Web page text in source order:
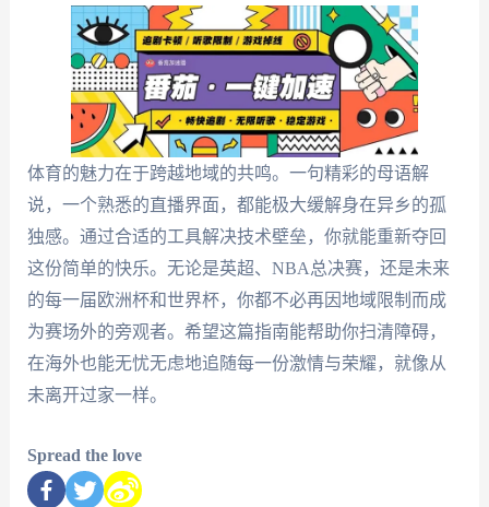
体育的魅力在于跨越地域的共鸣。一句精彩的母语解
说，一个熟悉的直播界面，都能极大缓解身在异乡的孤
独感。通过合适的工具解决技术壁垒，你就能重新夺回
这份简单的快乐。无论是英超、NBA总决赛，还是未来
的每一届欧洲杯和世界杯，你都不必再因地域限制而成
为赛场外的旁观者。希望这篇指南能帮助你扫清障碍，
在海外也能无忧无虑地追随每一份激情与荣耀，就像从
未离开过家一样。
Spread the love